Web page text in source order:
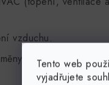
Tento web
vyjadřujete
vzduchu.
parametrů každé